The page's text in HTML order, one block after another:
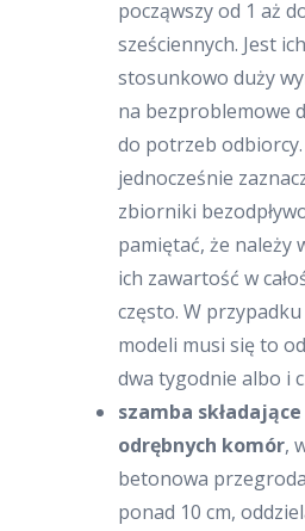
począwszy od 1 aż
sześciennych. Jest
stosunkowo duży
na bezproblemowe
do potrzeb
jednocześnie
zbiorniki
pamiętać, że należy
ich zawartość w
często. W
modeli musi się to
dwa tygodnie albo i
szamba
odrębnych komór,
betonowa
ponad 10 cm,